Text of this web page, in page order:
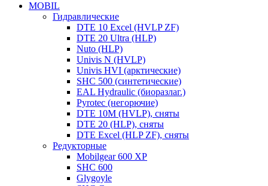
MOBIL
Гидравлические
DTE 10 Excel (HVLP ZF)
DTE 20 Ultra (HLP)
Nuto (HLP)
Univis N (HVLP)
Univis HVI (арктические)
SHC 500 (синтетические)
EAL Hydraulic (биоразлаг.)
Pyrotec (негорючие)
DTE 10M (HVLP), сняты
DTE 20 (HLP), сняты
DTE Excel (HLP ZF), сняты
Редукторные
Mobilgear 600 XP
SHC 600
Glygoyle